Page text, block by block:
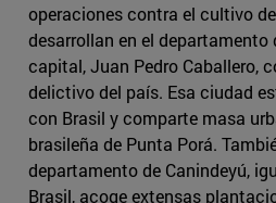
operaciones contra el cultivo
desarrollan en el departamento
capital, Juan Pedro Caballero,
delictivo del país. Esa ciudad
con Brasil y comparte masa
brasileña de Punta Porá.
departamento de Canindeyú,
Brasil, acoge extensas